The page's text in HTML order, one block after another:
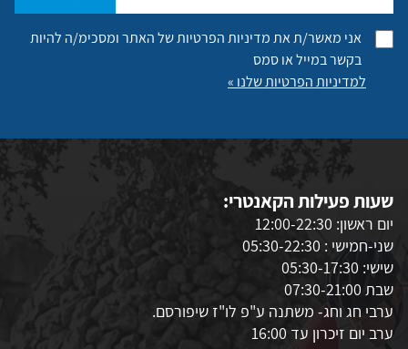
אני מאשר/ת את מדיניות הפרטיות של האתר ומסכימ/ה להיות
בקשר במייל או סמס
למדיניות הפרטיות שלנו »
שעות פעילות הקאנטרי:
יום ראשון: 12:00-22:30
שני-חמישי : 05:30-22:30
שישי: 05:30-17:30
שבת 07:30-21:00
ערבי חג וחג- משתנה ע"פ לו"ז שיפורסם.
ערב יום זיכרון עד 16:00